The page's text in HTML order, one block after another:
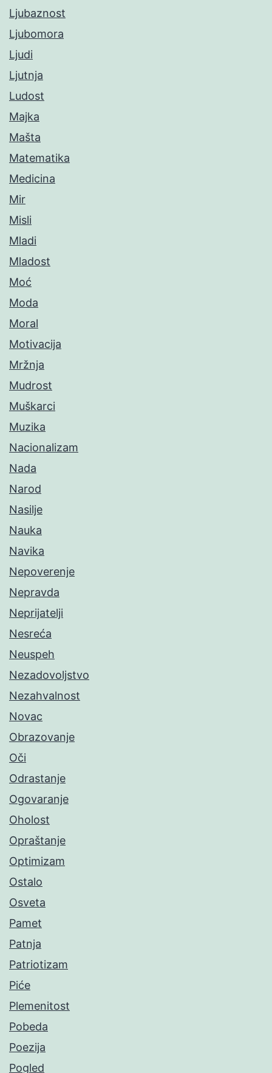
Ljubaznost
Ljubomora
Ljudi
Ljutnja
Ludost
Majka
Mašta
Matematika
Medicina
Mir
Misli
Mladi
Mladost
Moć
Moda
Moral
Motivacija
Mržnja
Mudrost
Muškarci
Muzika
Nacionalizam
Nada
Narod
Nasilje
Nauka
Navika
Nepoverenje
Nepravda
Neprijatelji
Nesreća
Neuspeh
Nezadovoljstvo
Nezahvalnost
Novac
Obrazovanje
Oči
Odrastanje
Ogovaranje
Oholost
Opraštanje
Optimizam
Ostalo
Osveta
Pamet
Patnja
Patriotizam
Piće
Plemenitost
Pobeda
Poezija
Pogled